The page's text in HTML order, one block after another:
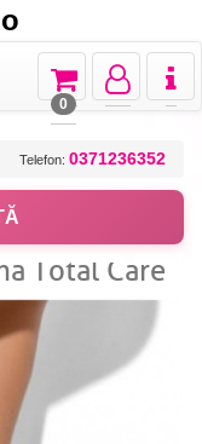
Toggle
Toggle
navigation
Toggle
navigation
0
Telefon: 0371236352
Total Care